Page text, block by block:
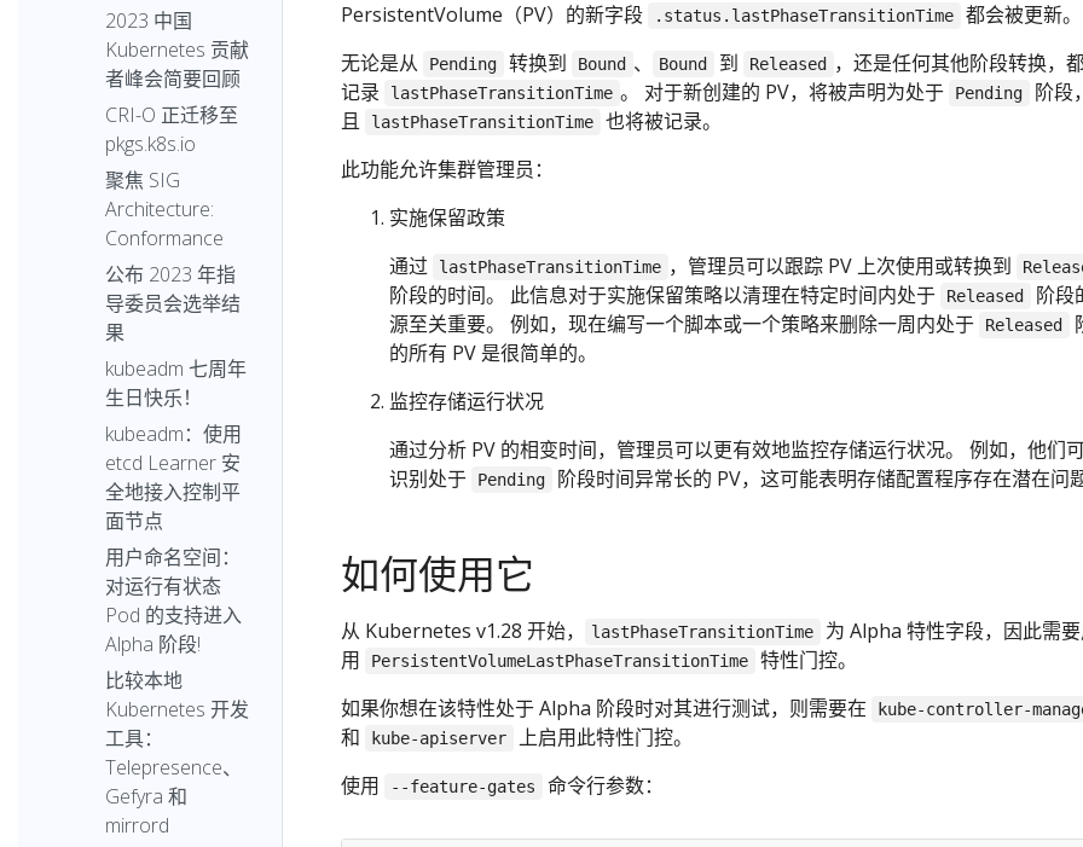
2023 中国
Kubernetes 贡献
者峰会简要回顾
CRI-O 正迁移至
pkgs.k8s.io
聚焦 SIG
Architecture:
Conformance
公布 2023 年指
导委员会选举结
果
kubeadm 七周年
生日快乐！
kubeadm：使用
etcd Learner 安
全地接入控制平
面节点
用户命名空间：
对运行有状态
Pod 的支持进入
Alpha 阶段!
比较本地
Kubernetes 开发
工具：
Telepresence、
Gefyra 和
mirrord
PersistentVolume（PV）的新字段
.status.lastPhaseTransitionTime
都会被更新。
无论是从
Pending 转换到 Bound 、 Bound 到 Released
，还是任何其他阶段转换，
记录
lastPhaseTransitionTime 。 对于新创建的 PV，将被声明为处于 Pending
阶段
且
lastPhaseTransitionTime
也将被记录。
此功能允许集群管理员：
实施保留政策
通过
lastPhaseTransitionTime ，管理员可以跟踪 PV 上次使用或转换到
阶段的时间。 此信息对于实施保留策略以清理在特定时间内处于 Released
阶段
源至关重要。 例如，现在编写一个脚本或一个策略来删除一周内处于
Released
的所有 PV 是很简单的。
监控存储运行状况
通过分析 PV 的相变时间，管理员可以更有效地监控存储运行状况。 例如，他们
识别处于
Pending 阶段时间异常长的 PV，这可能表明存储配置程序存在潜在问题
如何使用它
从 Kubernetes v1.28 开始， lastPhaseTransitionTime
为 Alpha 特性字段，因此需
用
PersistentVolumeLastPhaseTransitionTime
特性门控。
如果你想在该特性处于 Alpha 阶段时对其进行测试，则需要在
kube-controller-
和 kube-apiserver
上启用此特性门控。
使用
--feature-gates 命令行参数：